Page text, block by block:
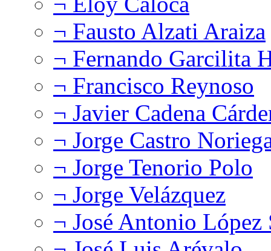
¬ Fausto Alzati Araiza
¬ Fernando Garcilita
¬ Francisco Reynoso
¬ Javier Cadena
¬ Jorge Castro
¬ Jorge Tenorio Polo
¬ Jorge Velázquez
¬ José Antonio López